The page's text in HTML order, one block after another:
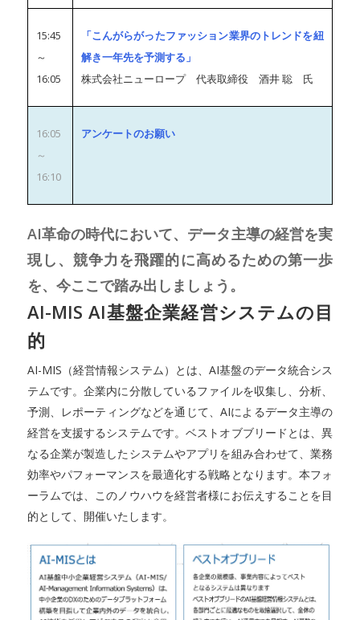
15:45
～
16:05
「こんがらがったファッション業界のトレンドを紐
解き一年先を予測する」
株式会社ニューロープ 代表取締役 酒井 聡 氏
16:05
～
16:10
アンケートのお願い
AI革命の時代において、データ主導の経営を実
現し、競争力を飛躍的に高めるための第一歩
を、今ここで踏み出しましょう。
AI-MIS AI基盤企業経営システムの目
的
AI-MIS（経営情報システム）とは、AI基盤のデータ統合シス
テムです。企業内に分散しているファイルを収集し、分析、
予測、レポーティングなどを通じて、AIによるデータ主導の
経営を支援するシステムです。ベストオブブリードとは、異
なる企業が製造したシステムやアプリを組み合わせて、業務
効率やパフォーマンスを最適化する戦略となります。本フォ
ーラムでは、このノウハウを経営者様にお伝えすることを目
的として、開催いたします。